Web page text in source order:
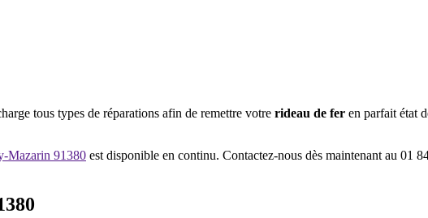
tous types de réparations afin de remettre votre rideau de fer en parfait état
Mazarin 91380 est disponible en continu. Contactez-nous dès maintenant au 01